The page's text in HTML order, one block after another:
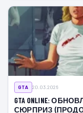
GTA 20.03.2026
GTA ONLINE:
СЮРПРИЗ